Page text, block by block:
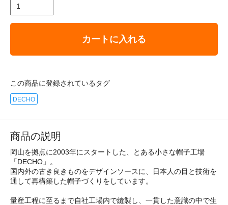
カートに入れる
この商品に登録されているタグ
DECHO
商品の説明
岡山を拠点に2003年にスタートした、とある小さな帽子工場
「DECHO」。
国内外の古き良きものをデザインソースに、日本人の目と技術を
通して再構築した帽子づくりをしています。
量産工程に至るまで自社工場内で縫製し、一貫した意識の中で生